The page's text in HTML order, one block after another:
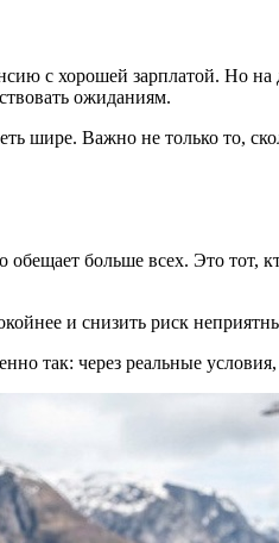
с хорошей зарплатой. Но
ожиданиям.
шире. Важно не только то,
больше всех. Это тот,
и снизить риск
так: через реальные